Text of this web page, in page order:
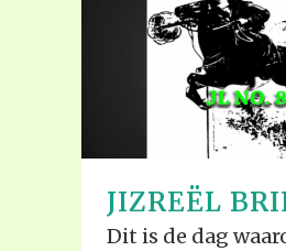
JIZREËL
Dit is de dag